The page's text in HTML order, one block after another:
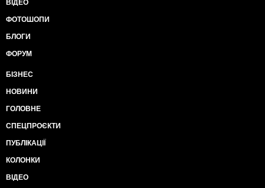
ВІДЕО
ФОТОШОПИ
БЛОГИ
ФОРУМ
БІЗНЕС
НОВИНИ
ГОЛОВНЕ
СПЕЦПРОЄКТИ
ПУБЛІКАЦІЇ
КОЛОНКИ
ВІДЕО